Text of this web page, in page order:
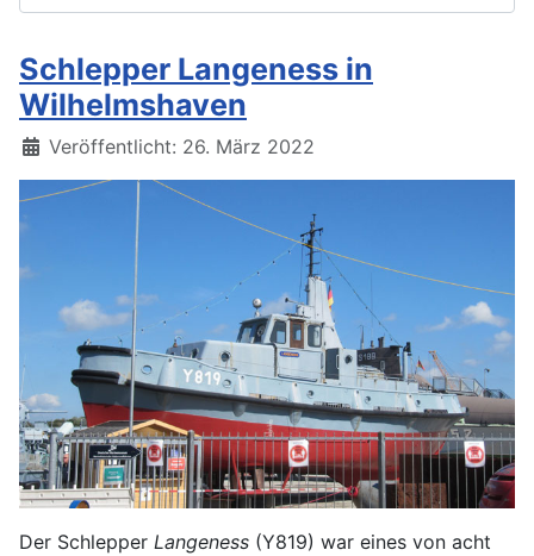
Schlepper Langeness in
Wilhelmshaven
Details
Veröffentlicht: 26. März 2022
Der Schlepper Langeness (Y819) war eines von acht